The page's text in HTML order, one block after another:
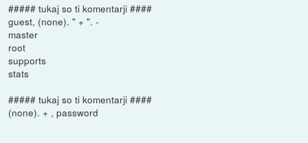
##### tukaj so ti komentarji ####
guest, (none). " + ". -
master
root
supports
stats
##### tukaj so ti komentarji ####
(none). + , password